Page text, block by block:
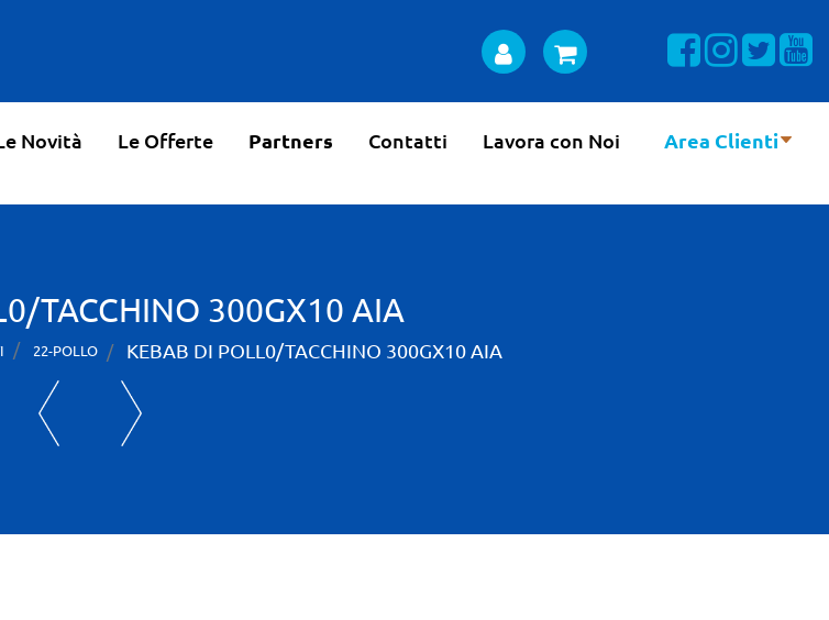
Visualizza la
Visualizza
Novità Le Offerte Partners Contatti Lavora con Noi Area Clienti
TACCHINO 300GX10 AIA
22-POLLO KEBAB DI POLL0/TACCHINO 300GX10 AIA